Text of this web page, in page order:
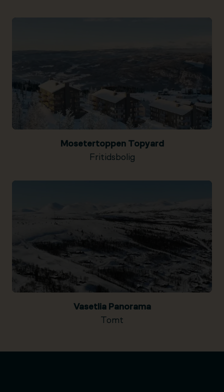
Mosetertoppen Topyard
Fritidsbolig
Vasetlia Panorama
Tomt